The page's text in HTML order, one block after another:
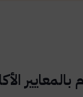
بالمعايير